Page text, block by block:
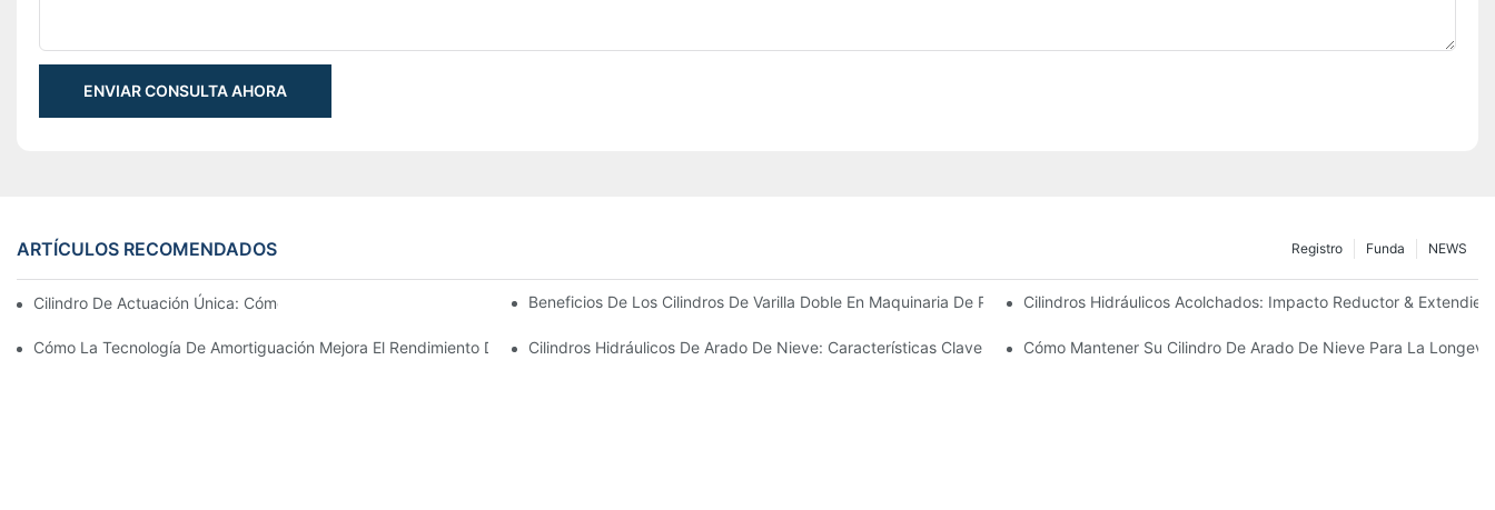
ENVIAR CONSULTA AHORA
ARTÍCULOS RECOMENDADOS NEWS
Funda
Registro
Cilindro De Actuación Única: Cómo Funciona & Aplicaciones ComunesBeneficios De Los Cilindros De Varilla Doble En Maquinaria De PrecisiónCilindros Hidráulicos Acolchados: Impacto Reductor &
Cómo La Tecnología De Amortiguación Mejora El Rendimiento Del Cilindro HidráulicoCilindros Hidráulicos De Arado De Nieve: Características Clave Para Condiciones De Invierno Duras
Cómo Mantener Su Cilindro De Arado De Nieve Para La